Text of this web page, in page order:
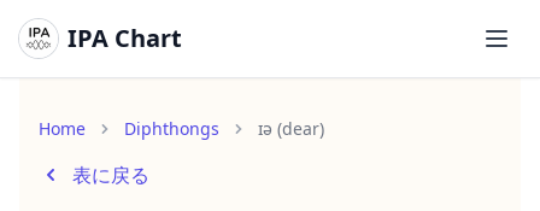
IPA Chart メイ
Home Diphthongs ɪə (dear)
表に戻る